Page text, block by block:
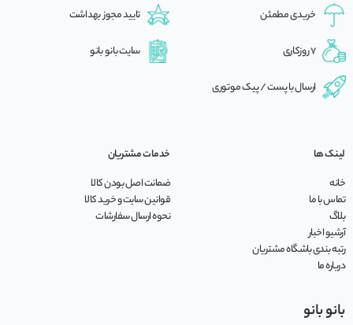
خریدی مطمئن تایید مجوز بهداشت
7 روزکاری سایت بانو بانو
ارسال با پست / پیک موتوری
لینک ها
خانه
تماس با ما
بلاگ
آرشیو اخبار
رتبه بندی باشگاه مشتریان
درباره ما
خدمات مشتریان
ضمانت اصل بودن کالا
قوانین سایت و خرید کالا
نحوه ارسال سفارشات
بانو بانو